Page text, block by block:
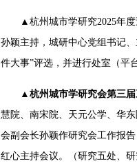
▲杭州城市学研究2025年
孙颖主持，城研中心党组书记
件大事”评选，并进行处室（平
▲杭州城市学研究会第三届
慧院、南宋院、天元公学、华
会副会长孙颖作研究会工作报
红心主持会议。（研究五处、研